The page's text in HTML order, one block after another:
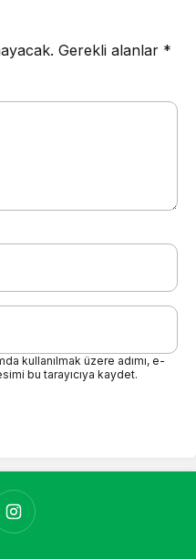
Gerekli alanlar *
kullanılmak üzere adımı, e-
bu tarayıcıya kaydet.